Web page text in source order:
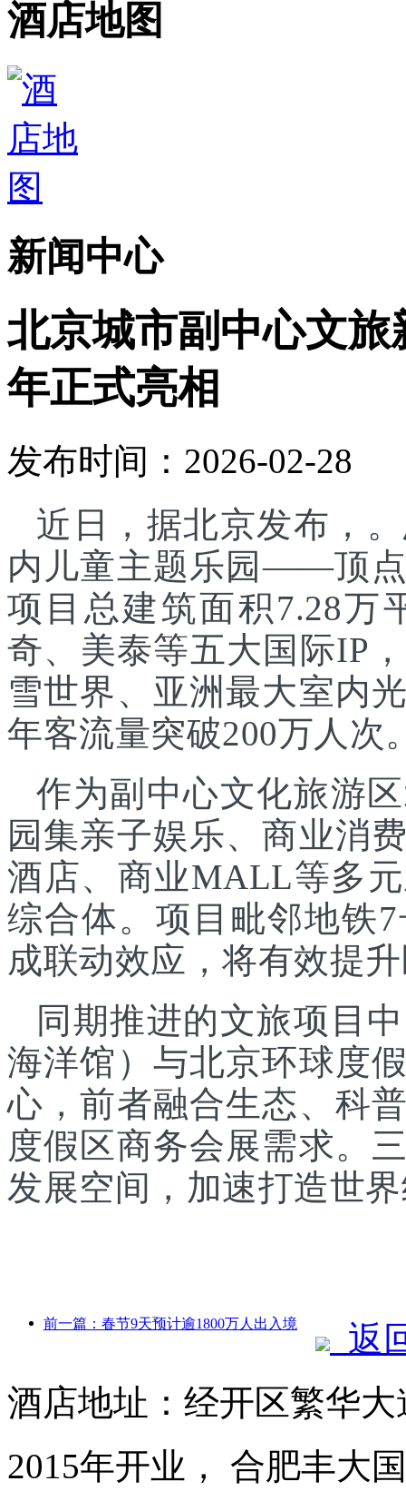
酒店地图
新闻中心
北京城市副中心文
年正式亮相
发布时间：2026-02-28
近日，据北京发布，
内儿童主题乐园——顶
项目总建筑面积7.28万
奇、美泰等五大国际IP
雪世界、亚洲最大室内
年客流量突破200万人次
作为副中心文化旅游
园集亲子娱乐、商业消
酒店、商业MALL等多
综合体。项目毗邻地铁
成联动效应，将有效提
同期推进的文旅项目
海洋馆）与北京环球度
心，前者融合生态、科
度假区商务会展需求。
发展空间，加速打造世
前一篇：春节9天预计逾1800万人出入境
返
酒店地址：经开区繁华大
2015年开业， 合肥丰